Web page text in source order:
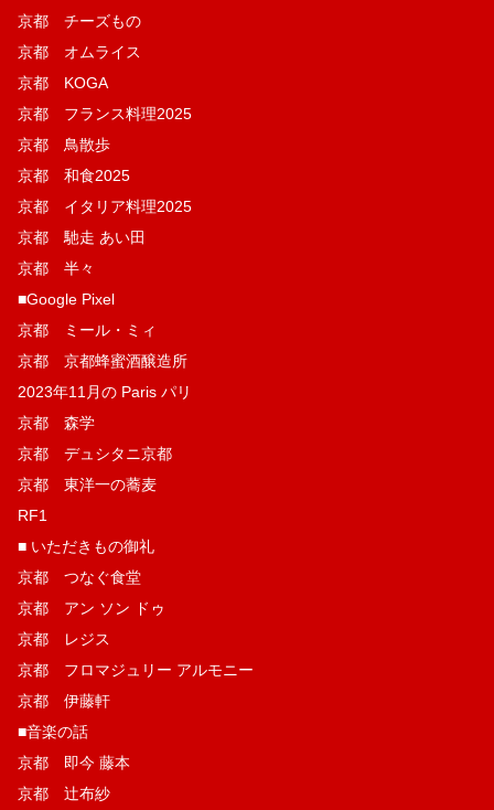
京都 チーズもの
京都 オムライス
京都 KOGA
京都 フランス料理2025
京都 鳥散歩
京都 和食2025
京都 イタリア料理2025
京都 馳走 あい田
京都 半々
■Google Pixel
京都 ミール・ミィ
京都 京都蜂蜜酒醸造所
2023年11月の Paris パリ
京都 森学
京都 デュシタニ京都
京都 東洋一の蕎麦
RF1
■ いただきもの御礼
京都 つなぐ食堂
京都 アン ソン ドゥ
京都 レジス
京都 フロマジュリー アルモニー
京都 伊藤軒
■音楽の話
京都 即今 藤本
京都 辻布紗